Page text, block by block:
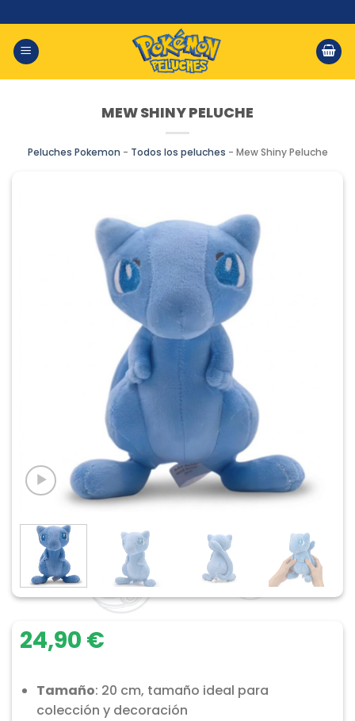
al
contenido
MEW SHINY PELUCHE
Peluches Pokemon - Todos los peluches - Mew Shiny Peluche
24,90 €
Tamaño: 20 cm, tamaño ideal para
colección y decoración